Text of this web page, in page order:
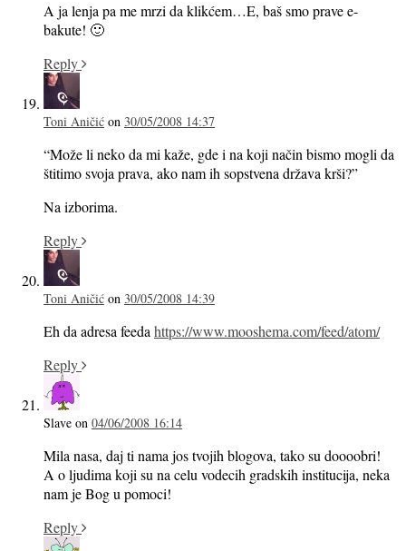
A ja lenja pa me mrzi da klikćem…E, baš smo prave e-
bakute! 🙂
Reply
Toni Aničić on 30/05/2008 14:37
“Može li neko da mi kaže, gde i na koji način bismo mogli da
štitimo svoja prava, ako nam ih sopstvena država krši?”
Na izborima.
Reply
Toni Aničić on 30/05/2008 14:39
Eh da adresa feedahttps://www.mooshema.com/feed/atom/
Reply
Slave on 04/06/2008 16:14
Mila nasa, daj ti nama jos tvojih blogova, tako su doooobri!
A o ljudima koji su na celu vodecih gradskih institucija, neka
nam je Bog u pomoci!
Reply